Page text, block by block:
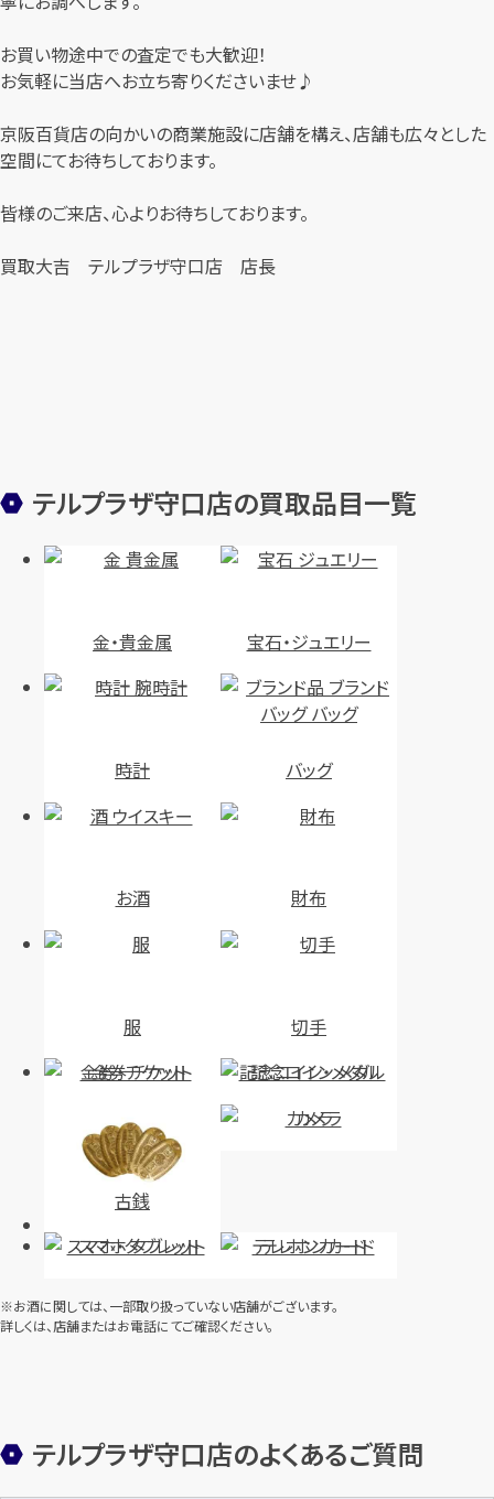
お買い物途中での査定でも大歓迎！
お気軽に当店へお立ち寄りくださいませ♪
京阪百貨店の向かいの商業施設に店舗を構え、店舗も広々とした
空間にてお待ちしております。
皆様のご来店、心よりお待ちしております。
買取大吉 テルプラザ守口店 店長
テルプラザ守口店の買取品目一覧
金・貴金属 宝石・ジュエリー
時計 バッグ
お酒 財布
服
切手
金券・チケット
記念コイン・メダル
古銭
カメラ
スマホ・タブレット テレホンカード
※お酒に関しては、一部取り扱っていない店舗がございます。
詳しくは、店舗またはお電話にてご確認ください。
テルプラザ守口店のよくあるご質問